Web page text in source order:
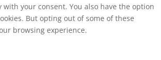
your consent. You also have the option
But opting out of some of these
browsing experience.